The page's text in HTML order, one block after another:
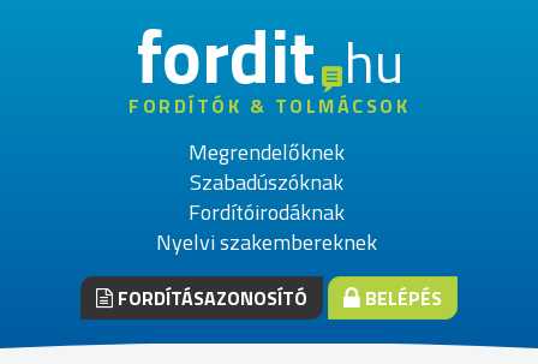
fordithu
FORDÍTÓK & TOLMÁCSOK
Megrendelőknek
Szabadúszóknak
Fordítóirodáknak
Nyelvi szakembereknek
FORDÍTÁSAZONOSÍTÓ BELÉPÉS